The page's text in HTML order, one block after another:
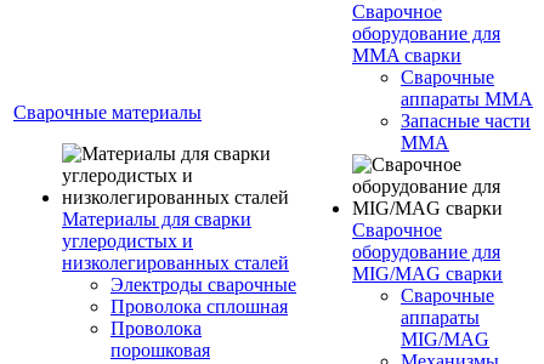
Сварочные материалы
Материалы для сварки
углеродистых и
низколегированных сталей
Электроды сварочные
Проволока сплошная
Проволока
порошковая
Сварочное
оборудование для
MMA сварки
Сварочные
аппараты MMA
Запасные части
MMA
Сварочное
оборудование для
MIG/MAG сварки
Сварочные
аппараты
MIG/MAG